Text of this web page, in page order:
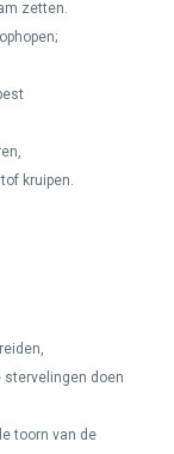
zetten.
kruipen.
stervelingen doen
toorn van de